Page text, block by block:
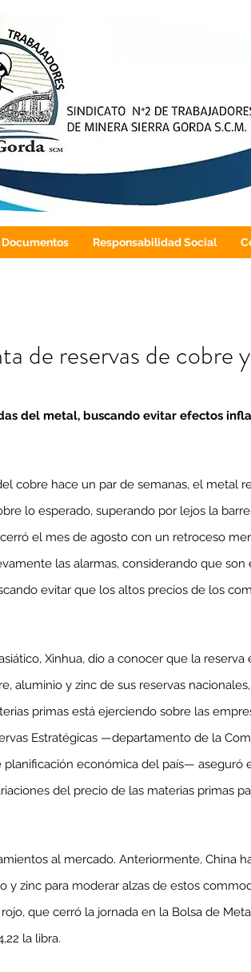
Documentos Responsabilidad Social
de reservas de cobre
del metal, buscando evitar efectos
cobre hace un par de semanas, el metal
lo esperado, superando por lejos la
el mes de agosto con un retroceso
las alarmas, considerando que son
evitar que los altos precios de los
Xinhua, dio a conocer que la reserva
aluminio y zinc de sus reservas
primas está ejerciendo sobre las
Estratégicas —departamento de la
económica del país— aseguró
del precio de las materias primas
al mercado. Anteriormente, China
y zinc para moderar alzas de estos
que cerró la jornada en la Bolsa de
la libra.